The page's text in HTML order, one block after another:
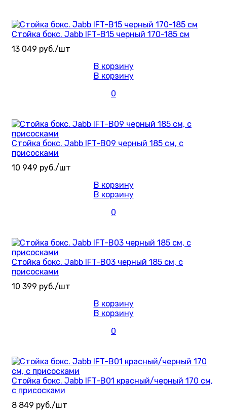
Стойка бокс. Jabb IFT-B15 черный 170-185 см
13 049 руб./шт
В корзину
В корзину
0
Стойка бокс. Jabb IFT-B09 черный 185 см, с
присосками
10 949 руб./шт
В корзину
В корзину
0
Стойка бокс. Jabb IFT-B03 черный 185 см, с
присосками
10 399 руб./шт
В корзину
В корзину
0
Стойка бокс. Jabb IFT-B01 красный/черный 170 см,
с присосками
8 849 руб./шт